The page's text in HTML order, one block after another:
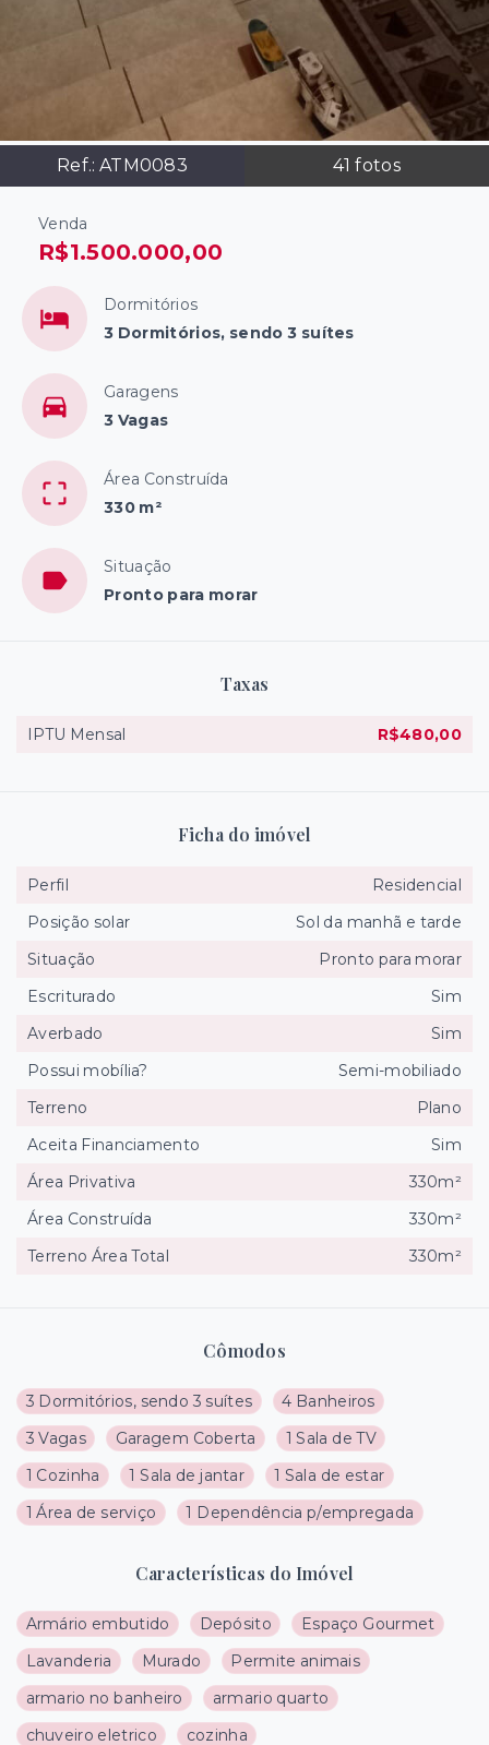
Ref.: ATM0083 41 fotos
Venda
R$1.500.000,00
Dormitórios
3 Dormitórios, sendo 3 suítes
Garagens
3 Vagas
Área Construída
330 m²
Situação
Pronto para morar
Cômodos
3 Dormitórios, sendo 3 suítes
4 Banheiros
3 Vagas
Garagem Coberta
1 Sala de TV
1 Cozinha
1 Sala de jantar
1 Sala de estar
1 Área de serviço
1 Dependência p/empregada
Características do Imóvel
Armário embutido Depósito
Espaço Gourmet
Lavanderia
Murado
Permite animais
armario no banheiro
armario quarto
chuveiro eletrico
cozinha
Taxas
IPTU Mensal R$480,00
Ficha do imóvel
Perfil
Residencial
Posição solar
Sol da manhã e tarde
Situação
Pronto para morar
Escriturado
Sim
Averbado
Sim
Possui mobília?
Semi-mobiliado
Terreno
Plano
Aceita Financiamento
Sim
Área Privativa
330m²
Área Construída
330m²
Terreno Área Total
330m²